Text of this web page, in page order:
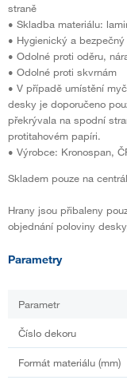
straně
• Skladba materiálu:
• Hygienický a
• Odolné proti oděru,
• Odolné proti skvrnám
• V případě umístění
desky je doporučeno
překrývala na spodní
protitahovém papíri.
• Výrobce: Kronospan,
Skladem pouze na
Hrany jsou přibaleny
objednání poloviny
Parametry
Parametr
Číslo dekoru
Formát materiálu (mm)